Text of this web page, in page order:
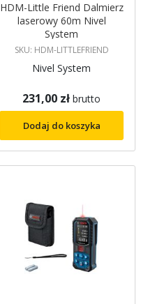
HDM-Little Friend Dalmierz
laserowy 60m Nivel
System
SKU: HDM-LITTLEFRIEND
Nivel System
231,00 zł brutto
Dodaj do koszyka